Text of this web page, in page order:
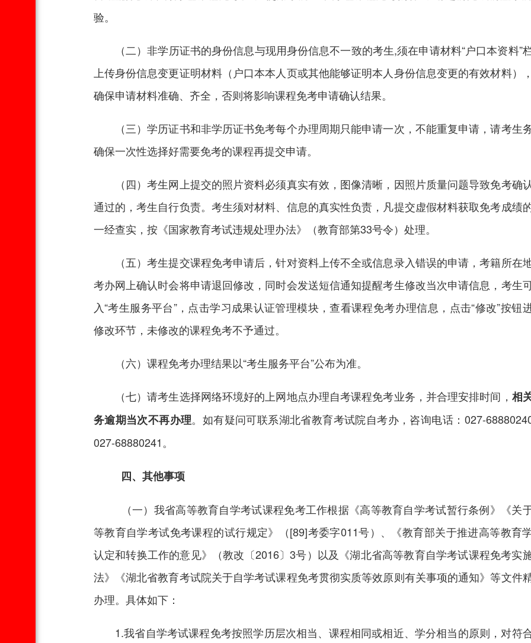
验。
（二）非学历证书的身份信息与现用身份信息不一致的考生,须在申请材料“户口本资料”
上传身份信息变更证明材料（户口本本人页或其他能够证明本人身份信息变更的有效材料）
确保申请材料准确、齐全，否则将影响课程免考申请确认结果。
（三）学历证书和非学历证书免考每个办理周期只能申请一次，不能重复申请，请考生
确保一次性选择好需要免考的课程再提交申请。
（四）考生网上提交的照片资料必须真实有效，图像清晰，因照片质量问题导致免考确
通过的，考生自行负责。考生须对材料、信息的真实性负责，凡提交虚假材料获取免考成绩
一经查实，按《国家教育考试违规处理办法》（教育部第33号令）处理。
（五）考生提交课程免考申请后，针对资料上传不全或信息录入错误的申请，考籍所在
考办网上确认时会将申请退回修改，同时会发送短信通知提醒考生修改当次申请信息，考生
入“考生服务平台”，点击学习成果认证管理模块，查看课程免考办理信息，点击“修改”按钮
修改环节，未修改的课程免考不予通过。
（六）课程免考办理结果以“考生服务平台”公布为准。
（七）请考生选择网络环境好的上网地点办理自考课程免考业务，并合理安排时间， 相
务逾期当次不再办理。如有疑问可联系湖北省教育考试院自考办，咨询电话：027-
027-68880241。
四、其他事项
（一）我省高等教育自学考试课程免考工作根据《高等教育自学考试暂行条例》《关
等教育自学考试免考课程的试行规定》（[89]考委字011号）、《教育部关于推进高等教育
认定和转换工作的意见》（教改〔2016〕3号）以及《湖北省高等教育自学考试课程免考实
法》《湖北省教育考试院关于自学考试课程免考贯彻实质等效原则有关事项的通知》等文件
办理。具体如下：
1.我省自学考试课程免考按照学历层次相当、课程相同或相近、学分相当的原则，对符